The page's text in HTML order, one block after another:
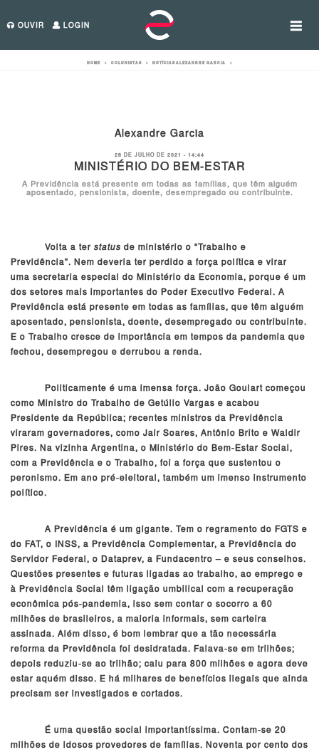
OUVIR LOGIN
HOME > COLUNISTAS > Categorias
NOTÍCIASColunistas
ALEXANDRE GARCIA >
Alexandre Garcia
28 DE JULHO DE 2021 - 14:44
MINISTÉRIO DO BEM-ESTAR
A Previdência está presente em todas as famílias, que têm alguém
aposentado, pensionista, doente, desempregado ou contribuinte.
Volta a ter status de ministério o “Trabalho e
Previdência”. Nem deveria ter perdido a força política e virar
uma secretaria especial do Ministério da Economia, porque é um
dos setores mais importantes do Poder Executivo Federal. A
Previdência está presente em todas as famílias, que têm alguém
aposentado, pensionista, doente, desempregado ou contribuinte.
E o Trabalho cresce de importância em tempos da pandemia que
fechou, desempregou e derrubou a renda.
Politicamente é uma imensa força. João Goulart começou
como Ministro do Trabalho de Getúlio Vargas e acabou
Presidente da República; recentes ministros da Previdência
viraram governadores, como Jair Soares, Antônio Brito e Waldir
Pires. Na vizinha Argentina, o Ministério do Bem-Estar Social,
com a Previdência e o Trabalho, foi a força que sustentou o
peronismo. Em ano pré-eleitoral, também um imenso instrumento
político.
A Previdência é um gigante. Tem o regramento do FGTS e
do FAT, o INSS, a Previdência Complementar, a Previdência do
Servidor Federal, o Dataprev, a Fundacentro – e seus conselhos.
Questões presentes e futuras ligadas ao trabalho, ao emprego e
à Previdência Social têm ligação umbilical com a recuperação
econômica pós-pandemia, isso sem contar o socorro a 60
milhões de brasileiros, a maioria informais, sem carteira
assinada. Além disso, é bom lembrar que a tão necessária
reforma da Previdência foi desidratada. Falava-se em trilhões;
depois reduziu-se ao trilhão; caiu para 800 milhões e agora deve
estar aquém disso. E há milhares de benefícios ilegais que ainda
precisam ser investigados e cortados.
É uma questão social importantíssima. Contam-se 20
milhões de idosos provedores de famílias. Noventa por cento dos